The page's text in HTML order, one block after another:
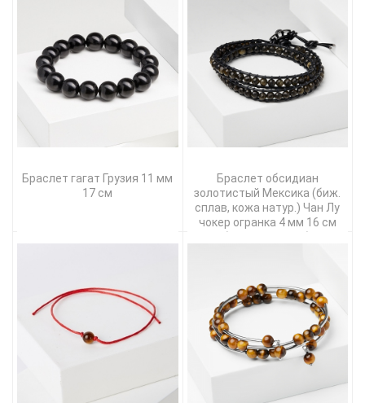
Браслет гагат Грузия 11 мм
17 см
Браслет обсидиан
золотистый Мексика (биж.
сплав, кожа натур.) Чан Лу
чокер огранка 4 мм 16 см